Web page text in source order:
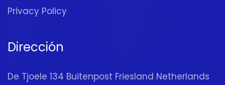
Privacy Policy
Dirección
De Tjoele 134 Buitenpost Friesland Netherlands